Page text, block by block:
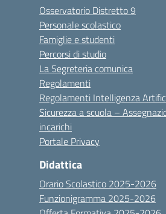
Osservatorio Distretto 9
Personale scolastico
Famiglie e studenti
Percorsi di studio
La Segreteria comunica
Regolamenti
Regolamenti Intelligenza
Sicurezza a scuola –
incarichi
Portale Privacy
Didattica
Orario Scolastico 2025-2026
Funzionigramma 2025-2026